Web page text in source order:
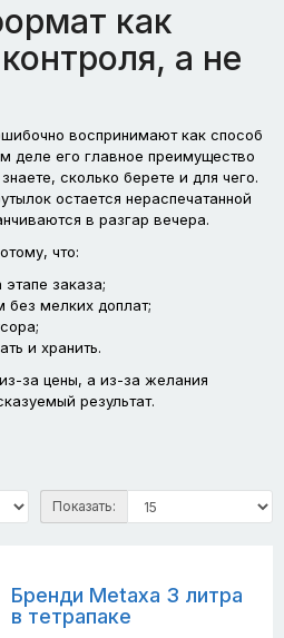
как
а не
воспринимают как способ
деле его главное преимущество
сколько берете и для чего.
остается нераспечатанной
в разгар вечера.
что:
заказа;
без мелких доплат;
и хранить.
за цены, а из-за желания
результат.
Показать:
Бренди Metaxa 3 литра
в тетрапаке